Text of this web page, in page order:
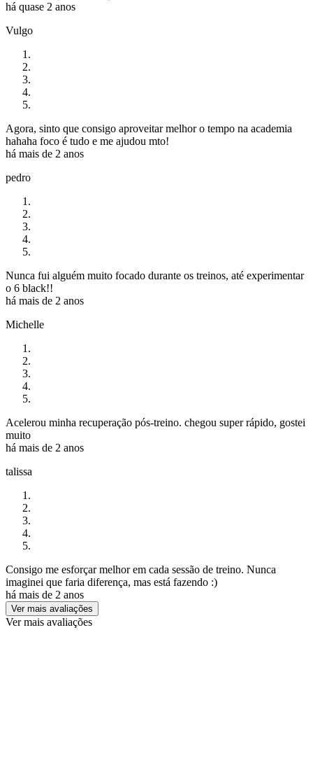
há quase 2 anos
Vulgo
Agora, sinto que consigo aproveitar melhor o tempo na academia
hahaha foco é tudo e me ajudou mto!
há mais de 2 anos
pedro
Nunca fui alguém muito focado durante os treinos, até experimentar
o 6 black!!
há mais de 2 anos
Michelle
Acelerou minha recuperação pós-treino. chegou super rápido, gostei
muito
há mais de 2 anos
talissa
Consigo me esforçar melhor em cada sessão de treino. Nunca
imaginei que faria diferença, mas está fazendo :)
há mais de 2 anos
Ver mais avaliações
Ver mais avaliações